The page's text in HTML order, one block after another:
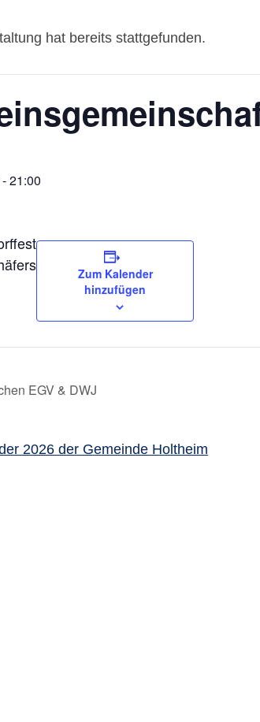
hat bereits stattgefunden.
-21:00
Zum Kalender
hinzufügen
EGV & DWJ
2026 der Gemeinde Holtheim